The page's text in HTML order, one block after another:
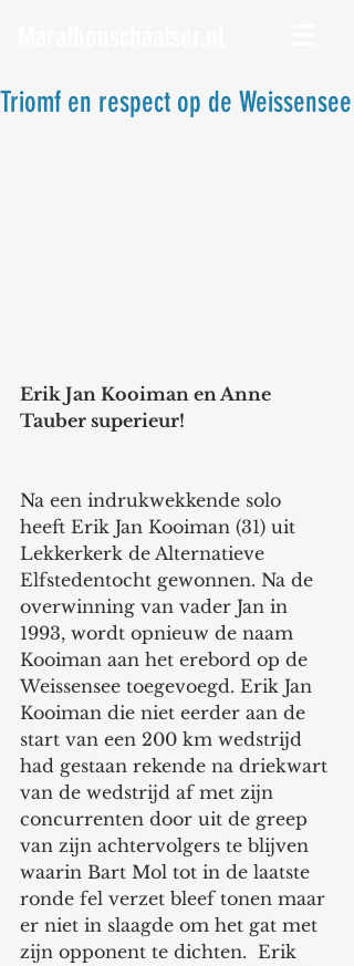
Triomf en respect op de Weissensee
Erik Jan Kooiman en Anne
Tauber superieur!
Na een indrukwekkende solo
heeft Erik Jan Kooiman (31) uit
Lekkerkerk de Alternatieve
Elfstedentocht gewonnen. Na de
overwinning van vader Jan in
1993, wordt opnieuw de naam
Kooiman aan het erebord op de
Weissensee toegevoegd. Erik Jan
Kooiman die niet eerder aan de
start van een 200 km wedstrijd
had gestaan rekende na driekwart
van de wedstrijd af met zijn
concurrenten door uit de greep
van zijn achtervolgers te blijven
waarin Bart Mol tot in de laatste
ronde fel verzet bleef tonen maar
er niet in slaagde om het gat met
zijn opponent te dichten.  Erik